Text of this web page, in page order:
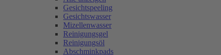
Gesichtspeeling
Gesichtswasser
Mizellenwasser
Reinigungsgel
Reinigungsöl
Abschminkpads